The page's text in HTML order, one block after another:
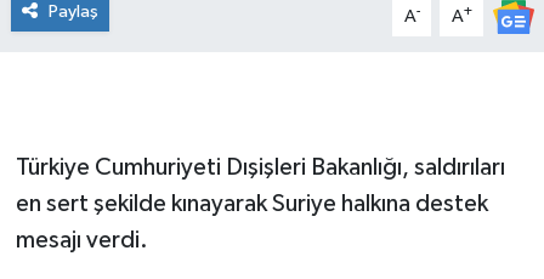
Paylaş A- A+
Türkiye Cumhuriyeti Dışişleri Bakanlığı, saldırıları
en sert şekilde kınayarak Suriye halkına destek
mesajı verdi.